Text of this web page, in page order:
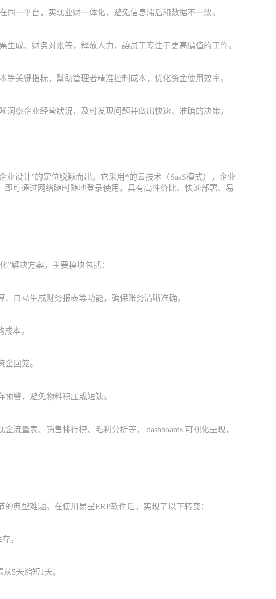
一平台，实现业财一体化，避免信息滞后和数据不一致。
、财务对账等，释放人力，讓员工专注于更高價值的工作。
关键指标，幫助管理者精准控制成本，优化资金使用效率。
察企业经营狀況，及时发现问题并做出快速、准确的决策。
设计”的定位脱颖而出。它采用*的云技术（SaaS模式），企业
可通过网络随时随地登录使用，具有高性价比、快速部署、易
解决方案，主要模块包括：
自动生成财务报表等功能，确保账务清晰准确。
本。
回笼。
警，避免物料积压或短缺。
量表、销售排行榜、毛利分析等， dashboards 可视化呈现，
型难题。在使用易呈ERP软件后，实现了以下转变：
。
5天缩短1天。